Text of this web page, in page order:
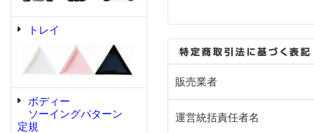
トレイ
ボディー
ソーイングパターン
定規
販売業者
運営統括責任者名